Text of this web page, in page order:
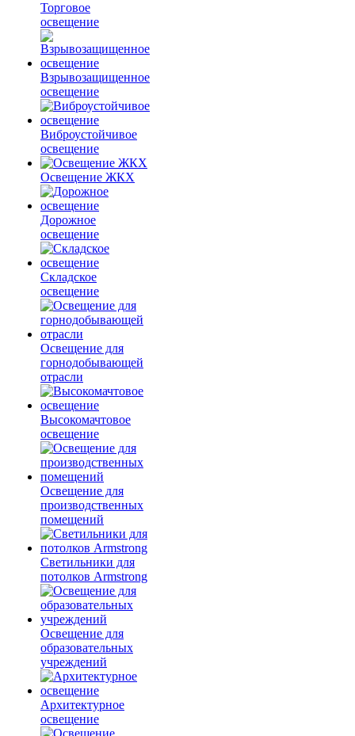
Торговое
освещение
Взрывозащищенное
освещение
Виброустойчивое
освещение
Освещение ЖКХ
Дорожное
освещение
Складское
освещение
Освещение для
горнодобывающей
отрасли
Высокомачтовое
освещение
Освещение для
производственных
помещений
Светильники для
потолков Armstrong
Освещение для
образовательных
учреждений
Архитектурное
освещение